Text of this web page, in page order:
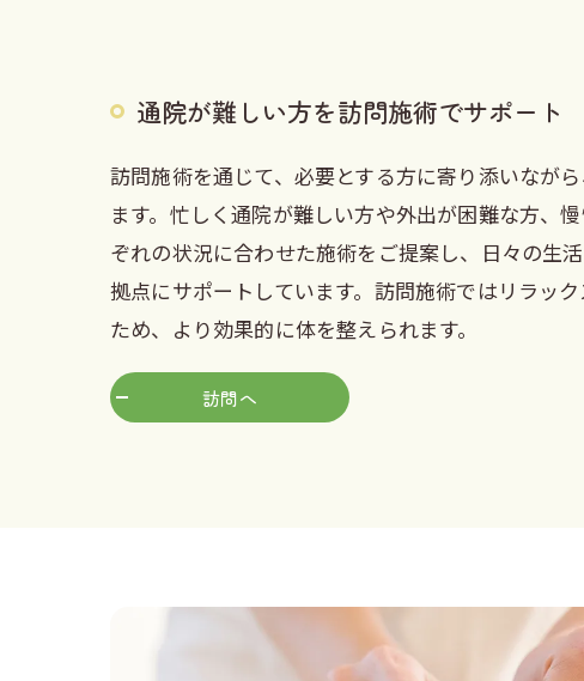
通院が難しい方を訪問施術でサポート
訪問施術を通じて、必要とする方に寄り添いなが
ます。忙しく通院が難しい方や外出が困難な方、
ぞれの状況に合わせた施術をご提案し、日々の生
拠点にサポートしています。訪問施術ではリラッ
ため、より効果的に体を整えられます。
訪問へ